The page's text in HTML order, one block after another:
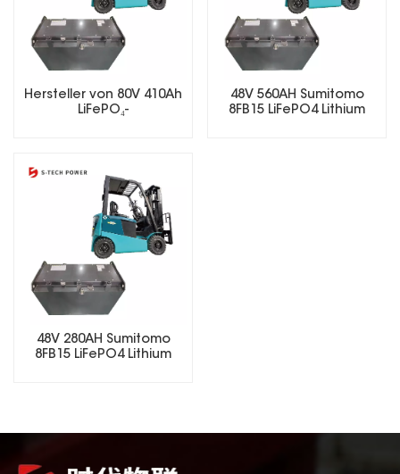
Hersteller von 80V 410Ah
LiFePO₄-
48V 560AH Sumitomo
8FB15 LiFePO4 Lithium
48V 280AH Sumitomo
8FB15 LiFePO4 Lithium